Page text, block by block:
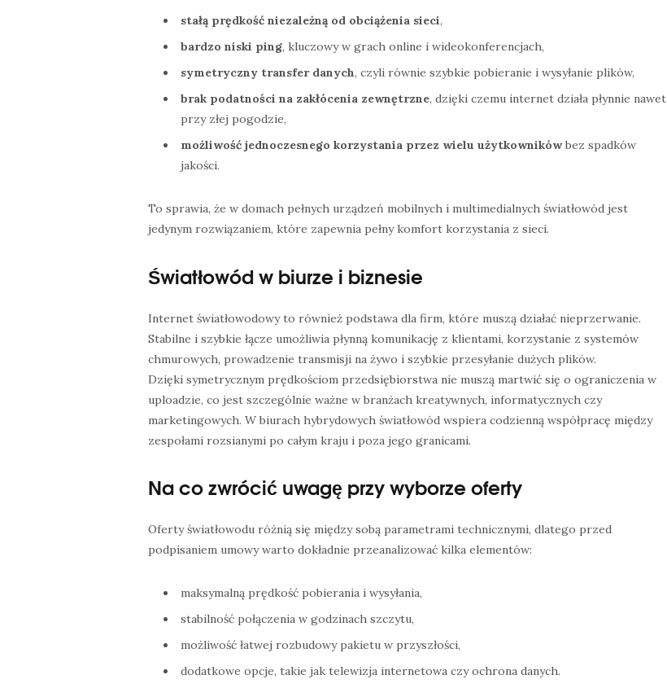
stałą prędkość niezależną od obciążenia sieci,
bardzo niski ping, kluczowy w grach online i wideokonferencjach,
symetryczny transfer danych, czyli równie szybkie pobieranie i wysyłanie plików,
brak podatności na zakłócenia zewnętrzne, dzięki czemu internet działa płynnie nawet
przy złej pogodzie,
możliwość jednoczesnego korzystania przez wielu użytkownikówbez spadków
jakości.
To sprawia, że w domach pełnych urządzeń mobilnych i multimedialnych światłowód jest
jedynym rozwiązaniem, które zapewnia pełny komfort korzystania z sieci.
Światłowód w biurze i biznesie
Internet światłowodowy to również podstawa dla firm, które muszą działać nieprzerwanie.
Stabilne i szybkie łącze umożliwia płynną komunikację z klientami, korzystanie z systemów
chmurowych, prowadzenie transmisji na żywo i szybkie przesyłanie dużych plików.
Dzięki symetrycznym prędkościom przedsiębiorstwa nie muszą martwić się o ograniczenia w
uploadzie, co jest szczególnie ważne w branżach kreatywnych, informatycznych czy
marketingowych. W biurach hybrydowych światłowód wspiera codzienną współpracę między
zespołami rozsianymi po całym kraju i poza jego granicami.
Na co zwrócić uwagę przy wyborze oferty
Oferty światłowodu różnią się między sobą parametrami technicznymi, dlatego przed
podpisaniem umowy warto dokładnie przeanalizować kilka elementów:
maksymalną prędkość pobierania i wysyłania,
stabilność połączenia w godzinach szczytu,
możliwość łatwej rozbudowy pakietu w przyszłości,
dodatkowe opcje, takie jak telewizja internetowa czy ochrona danych.